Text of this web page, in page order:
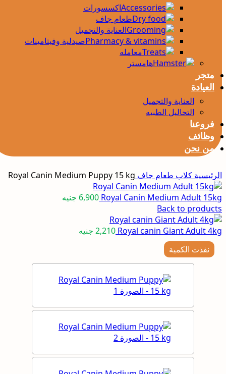
اكسسورات
طعام جاف
العناية والتجميل
صيدلية وفيتامينات
معامله
هامستر
متجر
العيادة
العناية والتجميل
التحاليل الطبيه
فروعنا
وظائف
من نحن
الرئيسية كلاب طعام جاف Royal Canin Medium Puppy 15 kg
Royal Canin Medium Adult 15kg
6,900 جنيه
Back to products
Royal canin Giant Adult 4kg
2,210 جنيه
نفذت الكمية